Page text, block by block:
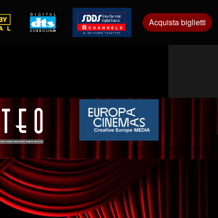
Acquista biglietti